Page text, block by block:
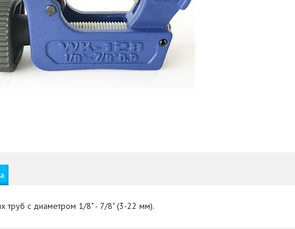
труб с диаметром 1/8" - 7/8" (3-22 мм).